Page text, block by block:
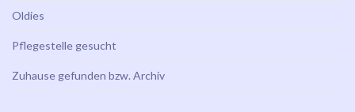
Oldies
Pflegestelle gesucht
Zuhause gefunden bzw. Archiv